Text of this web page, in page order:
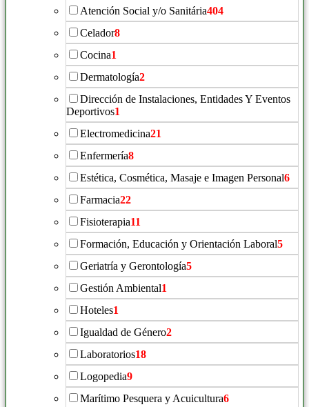
Atención Social y/o Sanitária404
Celador8
Cocina1
Dermatología2
Dirección de Instalaciones, Entidades Y Eventos
Deportivos1
Electromedicina21
Enfermería8
Estética, Cosmética, Masaje e Imagen Personal6
Farmacia22
Fisioterapia11
Formación, Educación y Orientación Laboral5
Geriatría y Gerontología5
Gestión Ambiental1
Hoteles1
Igualdad de Género2
Laboratorios18
Logopedia9
Marítimo Pesquera y Acuicultura6